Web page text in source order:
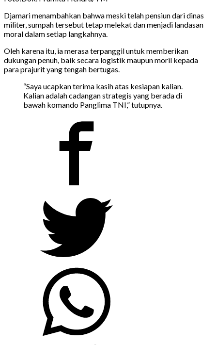
Djamari menambahkan bahwa meski telah pensiun dari dinas
militer, sumpah tersebut tetap melekat dan menjadi landasan
moral dalam setiap langkahnya.
Oleh karena itu, ia merasa terpanggil untuk memberikan
dukungan penuh, baik secara logistik maupun moril kepada
para prajurit yang tengah bertugas.
“Saya ucapkan terima kasih atas kesiapan kalian.
Kalian adalah cadangan strategis yang berada di
bawah komando Panglima TNI,” tutupnya.